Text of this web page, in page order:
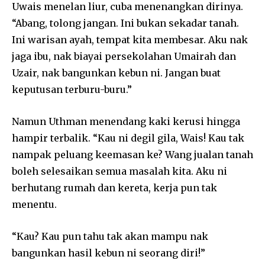
Uwais menelan liur, cuba menenangkan dirinya.
“Abang, tolong jangan. Ini bukan sekadar tanah.
Ini warisan ayah, tempat kita membesar. Aku nak
jaga ibu, nak biayai persekolahan Umairah dan
Uzair, nak bangunkan kebun ni. Jangan buat
keputusan terburu-buru.”
Namun Uthman menendang kaki kerusi hingga
hampir terbalik. “Kau ni degil gila, Wais! Kau tak
nampak peluang keemasan ke? Wang jualan tanah
boleh selesaikan semua masalah kita. Aku ni
berhutang rumah dan kereta, kerja pun tak
menentu.
“Kau? Kau pun tahu tak akan mampu nak
bangunkan hasil kebun ni seorang diri!”